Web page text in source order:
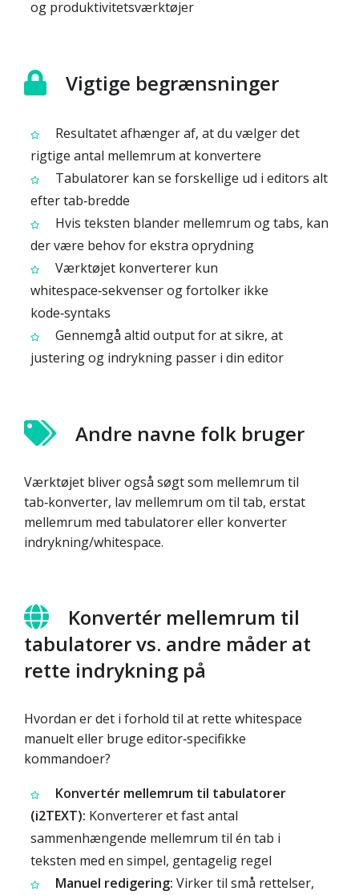
og produktivitetsværktøjer
Vigtige begrænsninger
Resultatet afhænger af, at du vælger det
rigtige antal mellemrum at konvertere
Tabulatorer kan se forskellige ud i editors alt
efter tab‑bredde
Hvis teksten blander mellemrum og tabs, kan
der være behov for ekstra oprydning
Værktøjet konverterer kun
whitespace‑sekvenser og fortolker ikke
kode‑syntaks
Gennemgå altid output for at sikre, at
justering og indrykning passer i din editor
Andre navne folk bruger
Værktøjet bliver også søgt som mellemrum til
tab‑konverter, lav mellemrum om til tab, erstat
mellemrum med tabulatorer eller konverter
indrykning/whitespace.
Konvertér mellemrum til
tabulatorer vs. andre måder at
rette indrykning på
Hvordan er det i forhold til at rette whitespace
manuelt eller bruge editor‑specifikke
kommandoer?
Konvertér mellemrum til tabulatorer
(i2TEXT): Konverterer et fast antal
sammenhængende mellemrum til én tab i
teksten med en simpel, gentagelig regel
Manuel redigering: Virker til små rettelser,